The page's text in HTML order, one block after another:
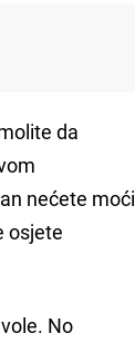
da
nećete moći
osjete
No